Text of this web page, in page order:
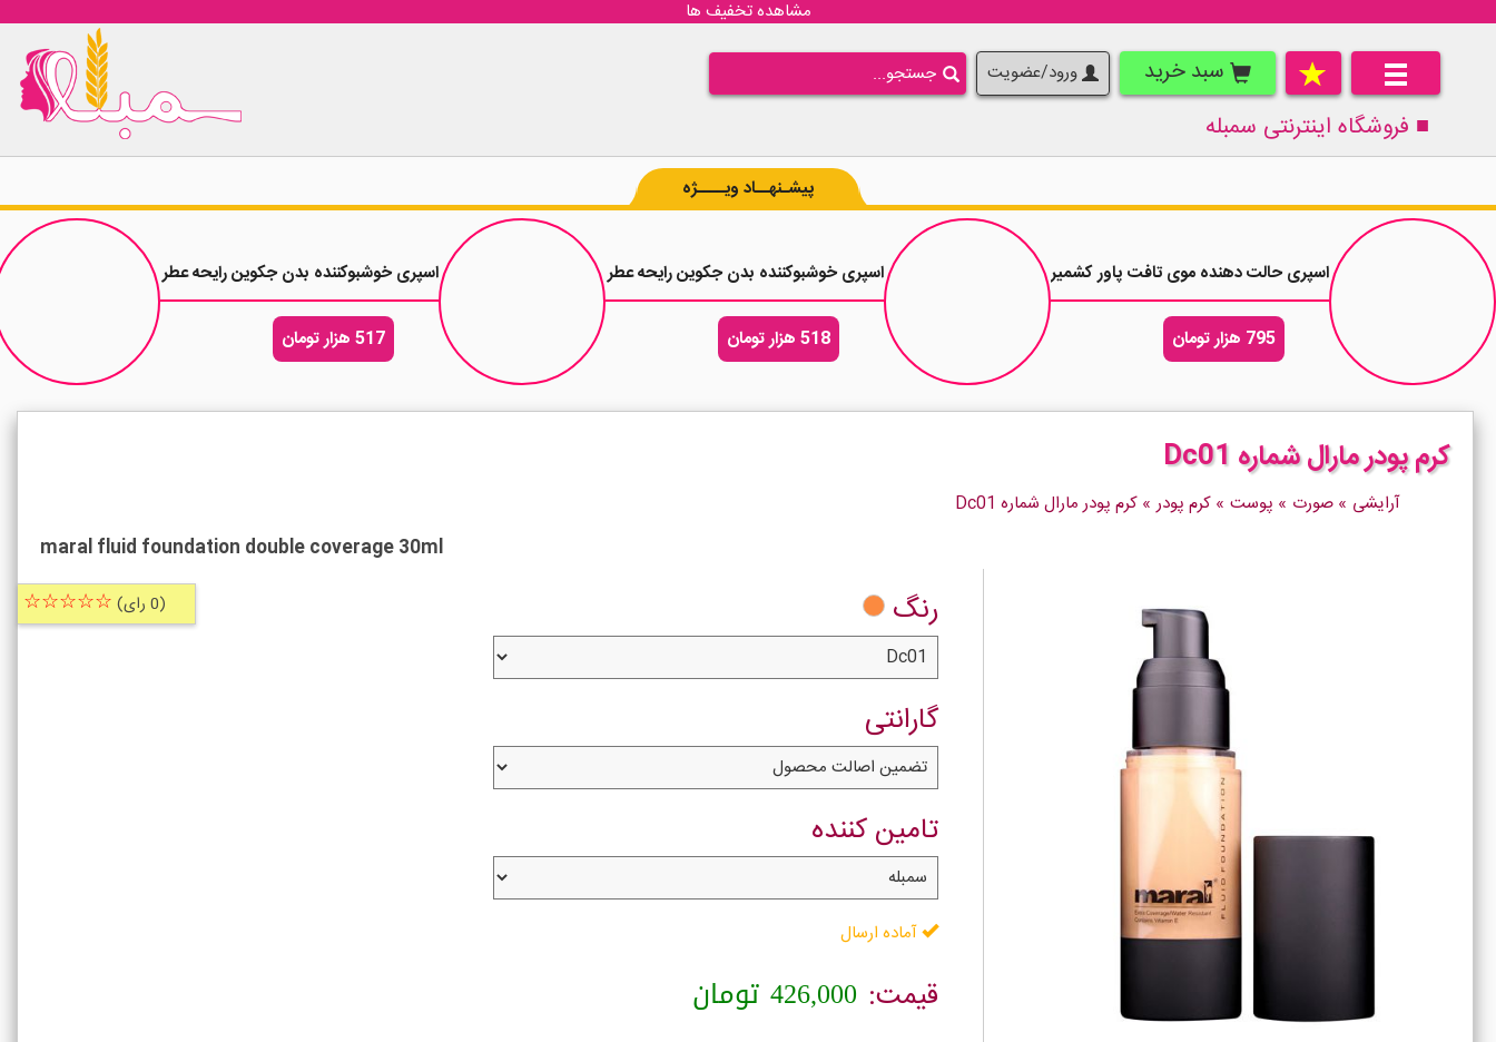
مشاهده تخفیف ها
سبد خرید ورود/عضویت
■ فروشگاه اینترنتی سمبله
پیشـنهــاد ویــــژه
اسپری حالت دهنده موی تافت پاور کشمیر Taft Power Cashmere حجم 250 میلی لیتر
795 هزار تومان
اسپری خوشبوکننده بدن جکوین رایحه عطر زنانه دولچه اند گابانا لایت بلو حجم 200 میلی لیتر
518 هزار تومان
اسپری خوشبوکننده بدن جکوین رایحه عطر مردانه ایو سن لورن وای J Why حجم 200 میلی لیتر
517 هزار تومان
کرم پودر مارال شماره Dc01
آرایشی » صورت » پوست » کرم پودر » کرم پودر مارال شماره Dc01
maral fluid foundation double coverage 30ml
(0 رای) ☆☆☆☆☆ رنگ
گارانتی
تامین کننده
آماده ارسال
قیمت: 426,000 تومان